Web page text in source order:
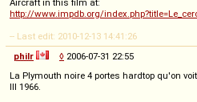
Aircraft in this film at:
http://www.impdb.org/
-- Last edit: 2010-12-13 14:41:26
philr
◊ 2006-07-31 22:55
La Plymouth noire 4 portes hardtop qu'on
III 1966.